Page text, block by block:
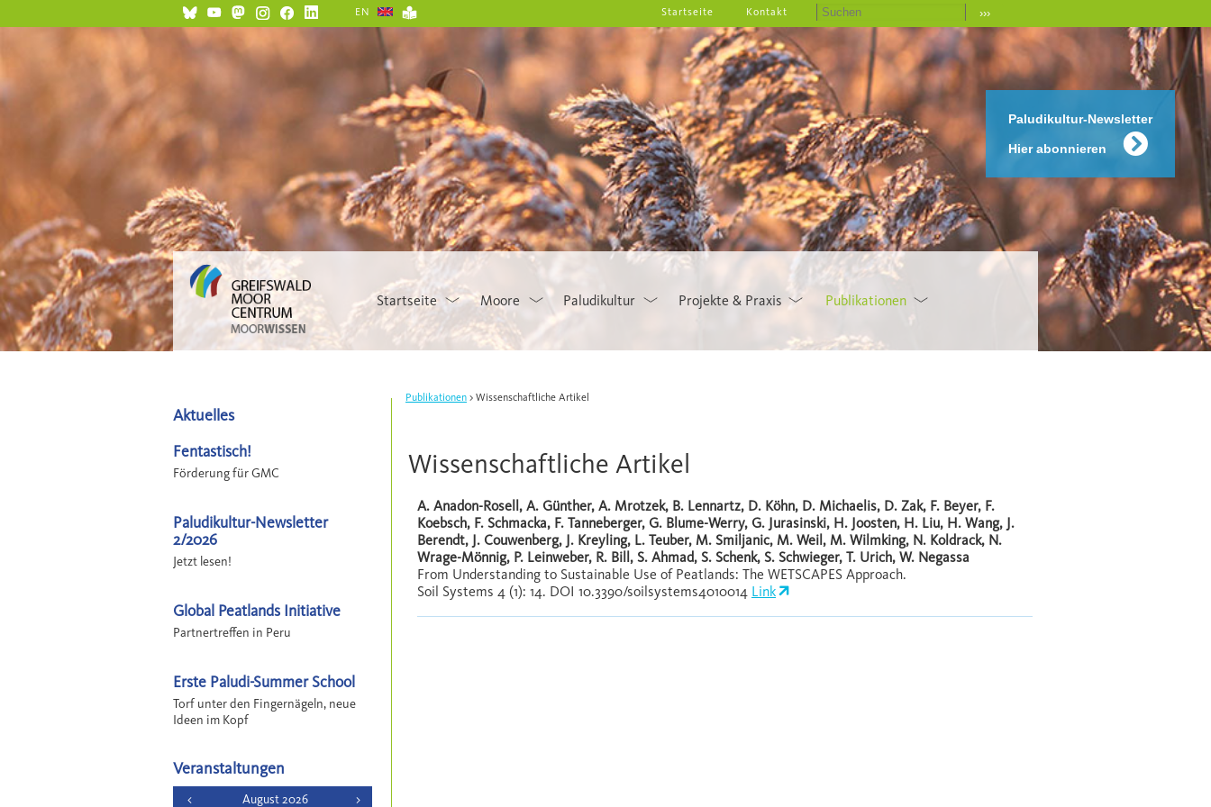
Paludikultur-Newsletter
Hier abonnieren
EN ›››
Startseite Kontakt
Startseite Moore Paludikultur Projekte & Praxis Publikationen
Publikationen Wissenschaftliche Artikel
Wissenschaftliche Artikel
A. Anadon-Rosell, A. Günther, A. Mrotzek, B. Lennartz, D. Köhn, D. Michaelis, D. Zak, F. Beyer, F.
Koebsch, F. Schmacka, F. Tanneberger, G. Blume-Werry, G. Jurasinski, H. Joosten, H. Liu, H. Wang, J.
Berendt, J. Couwenberg, J. Kreyling, L. Teuber, M. Smiljanic, M. Weil, M. Wilmking, N. Koldrack, N.
Wrage-Mönnig, P. Leinweber, R. Bill, S. Ahmad, S. Schenk, S. Schwieger, T. Urich, W. Negassa
From Understanding to Sustainable Use of Peatlands: The WETSCAPES Approach.
Soil Systems 4 (1): 14. DOI 10.3390/soilsystems4010014 Link
Aktuelles
Fentastisch!
Förderung für GMC
Paludikultur-Newsletter
2/2026
Jetzt lesen!
Global Peatlands Initiative
Partnertreffen in Peru
Erste Paludi-Summer School
Torf unter den Fingernägeln, neue
Ideen im Kopf
Veranstaltungen
< August 2026 >